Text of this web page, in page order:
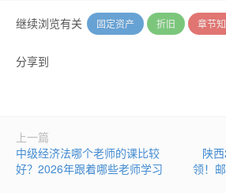
继续浏览有关 固定资产 折旧 章节
分享到
上一篇
中级经济法哪个老师的课比较
好？2026年跟着哪些老师学习
陕
领！